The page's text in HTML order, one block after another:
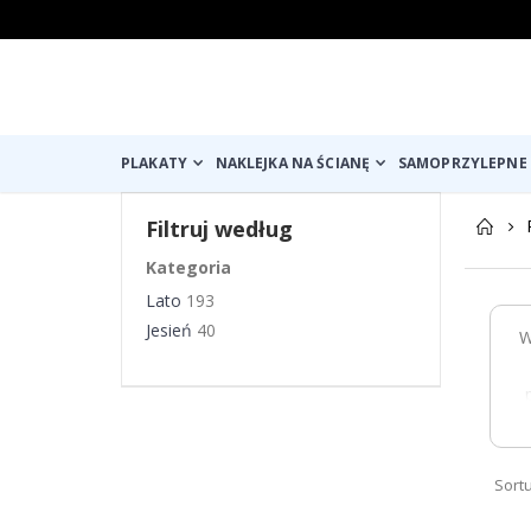
PLAKATY NAKLEJKA NA ŚCIANĘ
Filtruj według
Kategoria
Lato 193
Jesień 40